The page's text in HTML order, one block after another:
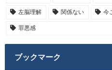
左脳理解 関係ない 今
罪悪感
ブックマーク